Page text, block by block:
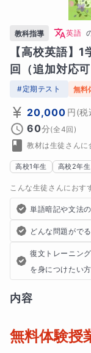
教科指導 英語
【高校英語】
回（追加対応可
#定期テスト 無料
20,000 円(税
60分(全4回)
教材は生徒さんに
高校1年生 高校2年生
こんな生徒さんにおす
単語暗記や文法
どんな問題がで
復文トレーニン
を身につけたい方
内容
無料体験授